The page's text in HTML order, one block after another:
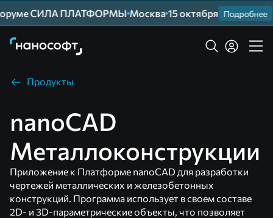
СИЛА ПЛАТФОРМЫ Москва 15 октября Подробнее
Продукты
nanoCAD
Металлоконструкции
Приложение к Платформе nanoCAD для разработки
чертежей металлических и железобетонных
конструкций. Программа использует в своем составе
2D- и 3D-параметрические объекты, что позволяет